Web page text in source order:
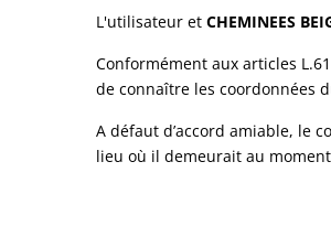
L'utilisateur et CHEMINEES
Conformément aux articles
de connaître les coordonnées
A défaut d’accord amiable, le
lieu où il demeurait au